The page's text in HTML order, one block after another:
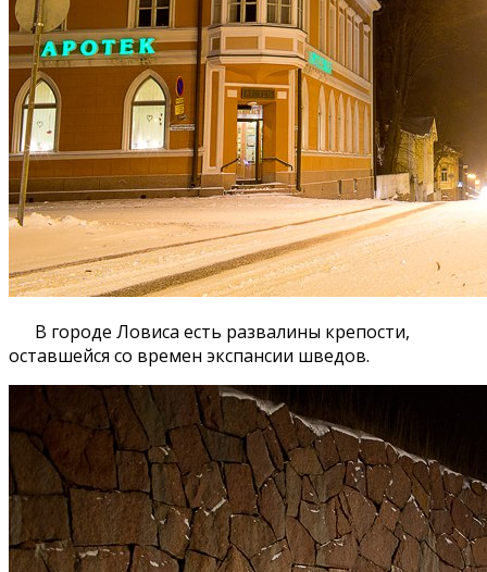
В городе Ловиса есть развалины крепости,
оставшейся со времен экспансии шведов.